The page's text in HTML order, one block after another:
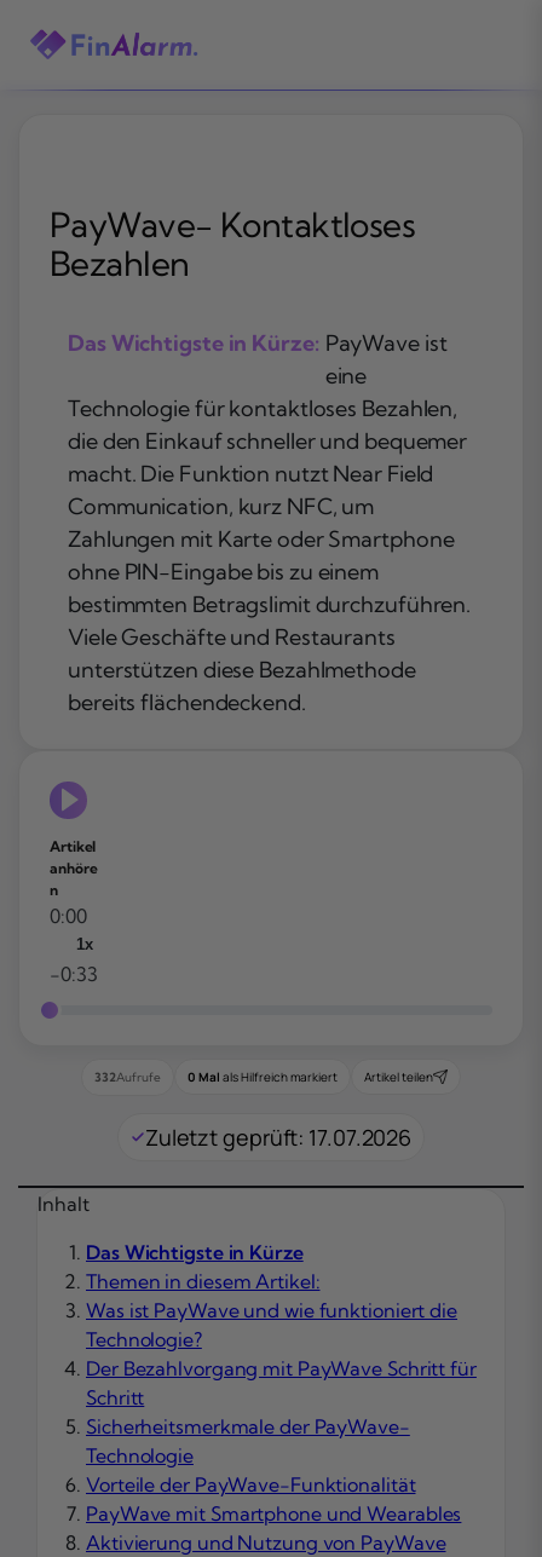
Inhalt
PayWave- Kontaktloses
Bezahlen
Das Wichtigste in Kürze: PayWave ist
eine
Technologie für kontaktloses Bezahlen,
die den Einkauf schneller und bequemer
macht. Die Funktion nutzt Near Field
Communication, kurz NFC, um
Zahlungen mit Karte oder Smartphone
ohne PIN-Eingabe bis zu einem
bestimmten Betragslimit durchzuführen.
Viele Geschäfte und Restaurants
unterstützen diese Bezahlmethode
bereits flächendeckend.
Artikel
anhöre
n
0:00
1x
-0:33
332Aufrufe 0 Mal als Hilfreich markiert Artikel teilen
Zuletzt geprüft: 17.07.2026
Inhalt
Das Wichtigste in Kürze
Themen in diesem Artikel:
Was ist PayWave und wie funktioniert die
Technologie?
Der Bezahlvorgang mit PayWave Schritt für
Schritt
Sicherheitsmerkmale der PayWave-
Technologie
Vorteile der PayWave-Funktionalität
PayWave mit Smartphone und Wearables
Aktivierung und Nutzung von PayWave